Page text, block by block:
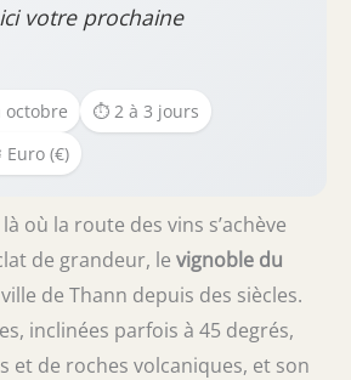
votre prochaine
octobre
⏱️ 2 à 3 jours
Euro (€)
où la route des vins s’achève
de grandeur, le vignoble du
de Thann depuis des siècles.
inclinées parfois à 45 degrés,
et de roches volcaniques, et son